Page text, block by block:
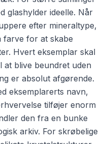
glashylder ideelle. Når
efter mineraltype,
farve for at skabe
Hvert eksemplar skal
at blive beundret uden
er absolut afgørende.
eksemplarerts navn,
tilføjer enorm
den fra en bunke
arkiv. For skrøbelige